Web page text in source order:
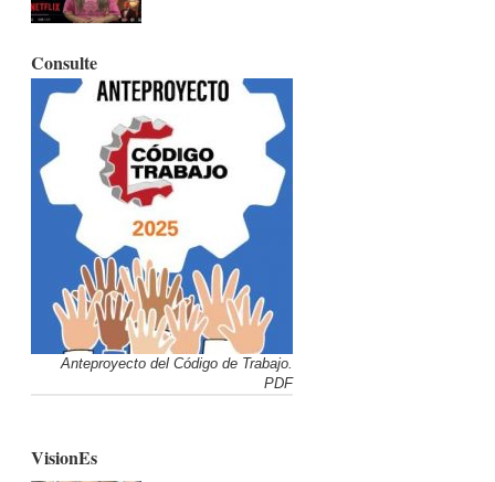
Consulte
Anteproyecto del Código de Trabajo.
PDF
VisionEs